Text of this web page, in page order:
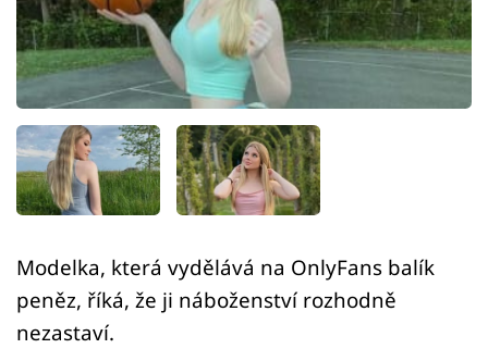
Videa
Sledujte prima+
Přihlášení
Sledujte nás
Modelka, která vydělává na OnlyFans balík
peněz, říká, že ji náboženství rozhodně
nezastaví.